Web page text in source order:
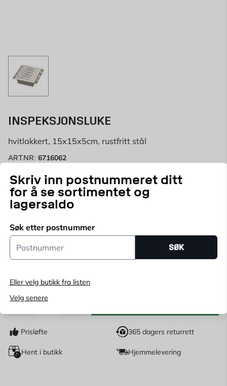
Skriv inn postnummeret ditt
for å se sortimentet og
lagersaldo
Søk etter postnummer
Postnummer
SØK
Eller velg butikk fra listen
Velg senere
INSPEKSJONSLUKE
hvitlakkert, 15x15x5cm, rustfritt stål
ART.NR: 6716062
Hvitlakkert inspeksjonsluke produsert i rustfritt stål.
Kun online
Angipostnummerfor å se lagerstatus
Prisløfte 365 dagers returrett
Hent i butikk Hjemmelevering